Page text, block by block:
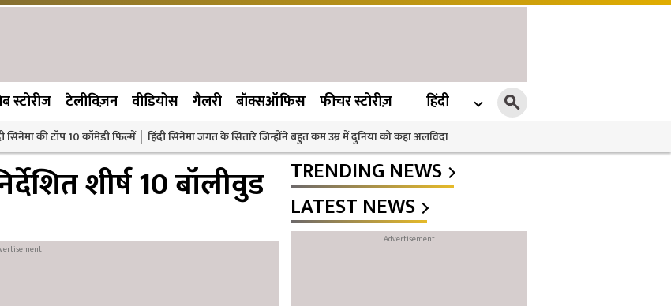
स्टोरीज टेलीविज़न वीडियोस गैलरी बॉक्सऑफिस फीचर स्टोरीज़ हिंदी
सिनेमा की टॉप 10 कॉमेडी फिल्में हिंदी सिनेमा जगत के सितारे जिन्होंने बहुत कम उम्र में दुनिया को कहा अलविदा
शीर्ष 10 बॉलीवुड
TRENDING NEWS
LATEST NEWS